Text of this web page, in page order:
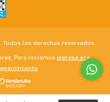
Todos los derechos reservados.
Para reclamos ingresá acá.